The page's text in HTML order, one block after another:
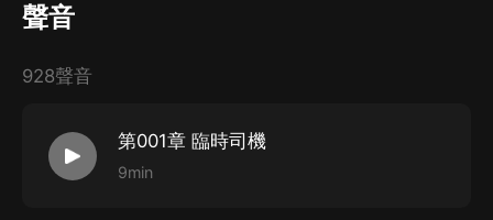
聲音
928聲音
第001章 臨時司機
9min